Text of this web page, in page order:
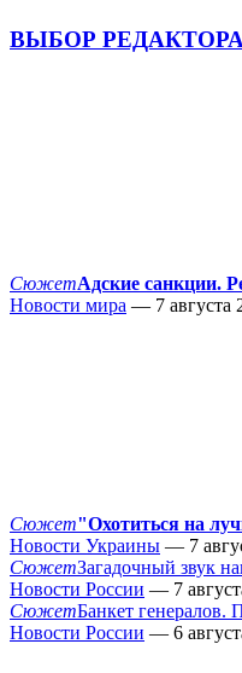
ВЫБОР
СюжетАдские санкции.
Новости мира — 7 августа
Сюжет"Охотиться на
Новости Украины — 7
СюжетЗагадочный звук
Новости России — 7
СюжетБанкет генералов.
Новости России — 6